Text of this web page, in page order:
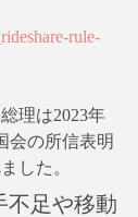
rule-
理は2023年
会の所信表明
した。
不足や移動